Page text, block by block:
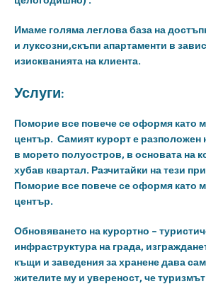
Имаме голяма леглова база на
и луксозни,скъпи апартаменти в
изискванията на клиента.
Услуги:
Поморие все повече се оформя като
център. Самият курорт е разположен
в морето полуостров, в основата на
хубав квартал. Разчитайки на тези
Поморие все повече се оформя като
център.
Обновяването на курортно –
инфраструктура на града,
къщи и заведения за хранене дава
жителите му и увереност, че